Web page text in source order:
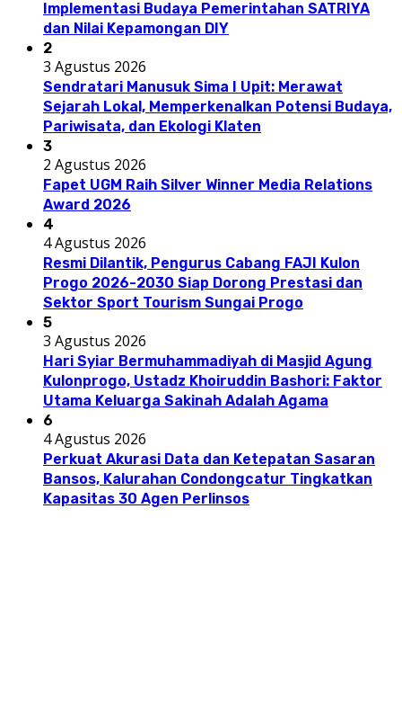
Implementasi Budaya Pemerintahan SATRIYA
dan Nilai Kepamongan DIY
2
3 Agustus 2026
Sendratari Manusuk Sima I Upit: Merawat
Sejarah Lokal, Memperkenalkan Potensi Budaya,
Pariwisata, dan Ekologi Klaten
3
2 Agustus 2026
Fapet UGM Raih Silver Winner Media Relations
Award 2026
4
4 Agustus 2026
Resmi Dilantik, Pengurus Cabang FAJI Kulon
Progo 2026-2030 Siap Dorong Prestasi dan
Sektor Sport Tourism Sungai Progo
5
3 Agustus 2026
Hari Syiar Bermuhammadiyah di Masjid Agung
Kulonprogo, Ustadz Khoiruddin Bashori: Faktor
Utama Keluarga Sakinah Adalah Agama
6
4 Agustus 2026
Perkuat Akurasi Data dan Ketepatan Sasaran
Bansos, Kalurahan Condongcatur Tingkatkan
Kapasitas 30 Agen Perlinsos